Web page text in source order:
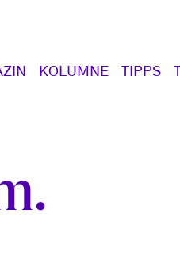
KOLUMNE TIPPS